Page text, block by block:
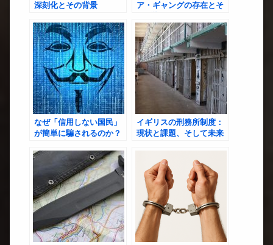
深刻化とその背景
ア・ギャングの存在とそ
なぜ「信用しない国民」
が簡単に騙されるのか？
スの実態とその意外な盲
イギリスの刑務所制度：
現状と課題、そして未来